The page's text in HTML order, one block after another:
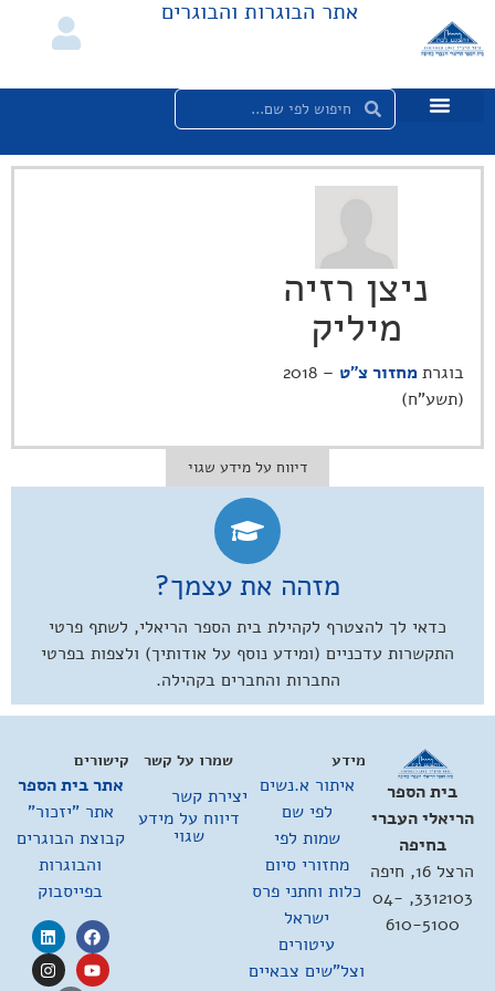
אתר הבוגרות והבוגרים
ניצן רזיה
מיליק
בוגרתמחזור צ"ט
– 2018
(תשע"ח)
דיווח על מידע שגוי
מזהה את עצמך?
כדאי לך להצטרף לקהילת בית הספר הריאלי, לשתף פרטי
התקשרות עדכניים (ומידע נוסף על אודותיך) ולצפות בפרטי
החברות והחברים בקהילה.
בית הספר
הריאלי העברי
בחיפה
הרצל 16, חיפה
3312103, 04-
610-5100
מידע
איתור א.נשים
לפי שם
שמות לפי
מחזורי סיום
כלות וחתני פרס
ישראל
עיטורים
וצל"שים צבאיים
קישורים
אתר בית הספר
אתר "יזכור"
קבוצת הבוגרים
והבוגרות
בפייסבוק
שמרו על קשר
יצירת קשר
דיווח על מידע
שגוי